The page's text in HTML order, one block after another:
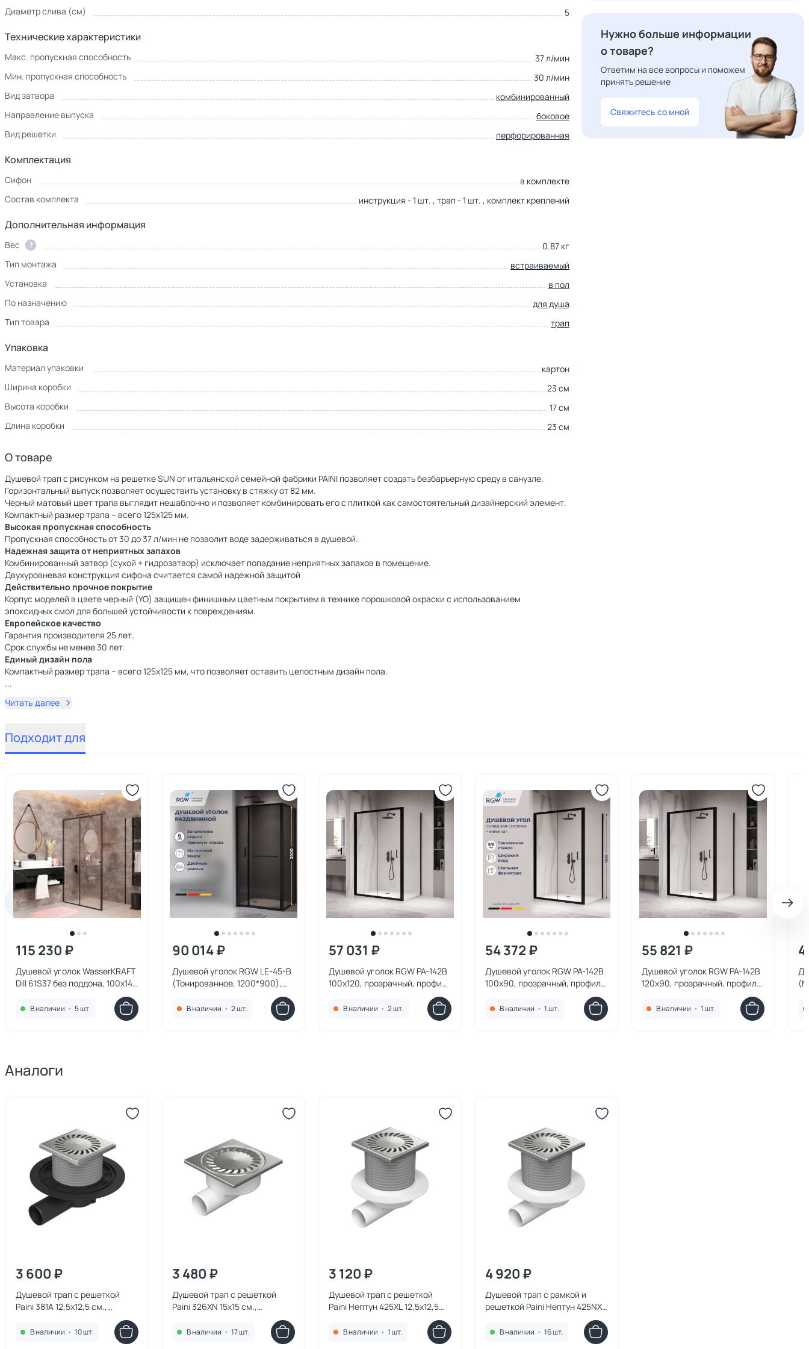
Диаметр слива (см) 5
Технические характеристики
Макс. пропускная способность
37 л/мин
Мин. пропускная способность
30 л/мин
Вид затвора
комбинированный
Направление выпуска
боковое
Вид решетки
перфорированная
Комплектация
Сифон
в комплекте
Состав комплекта
инструкция - 1 шт. , трап - 1 шт. , комплект креплений
Дополнительная информация
Вес ?
0.87 кг
Тип монтажа
встраиваемый
Установка
в пол
По назначению
для душа
Тип товара
трап
Упаковка
Материал упаковки
картон
Ширина коробки
23 см
Высота коробки
17 см
Длина коробки
23 см
О товаре
Душевой трап с рисунком на решетке SUN от итальянской семейной фабрики PAINI позволяет создать безбарьерную среду в санузле.
Горизонтальный выпуск позволяет осуществить установку в стяжку от 82 мм.
Черный матовый цвет трапа выглядит нешаблонно и позволяет комбинировать его с плиткой как самостоятельный дизайнерский элемент.
Компактный размер трапа – всего 125x125 мм.
Высокая пропускная способность
Пропускная способность от 30 до 37 л/мин не позволит воде задерживаться в душевой.
Надежная защита от неприятных запахов
Комбинированный затвор (сухой + гидрозатвор) исключает попадание неприятных запахов в помещение.
Двухуровневая конструкция сифона считается самой надежной защитой
Действительно прочное покрытие
Корпус моделей в цвете черный (YO) защищен финишным цветным покрытием в технике порошковой окраски с использованием
эпоксидных смол для большей устойчивости к повреждениям.
Европейское качество
Гарантия производителя 25 лет.
Срок службы не менее 30 лет.
Единый дизайн пола
Компактный размер трапа – всего 125x125 мм, что позволяет оставить целостным дизайн пола.
...
Читать далее
Нужно больше информации
о товаре?
Ответим на все вопросы и поможем
принять решение
Свяжитесь со мной
Подходит для
115 230 ₽
Душевой уголок WasserKRAFT
Dill 61S37 без поддона, 100х140
В наличии • 5 шт.
90 014 ₽
Душевой уголок RGW LE-45-B
(Тонированное, 1200*900),
В наличии • 2 шт.
57 031 ₽
Душевой уголок RGW PA-142B
100x120, прозрачный, профиль
В наличии • 2 шт.
54 372 ₽
Душевой уголок RGW PA-142B
100x90, прозрачный, профиль
В наличии • 1 шт.
55 821 ₽
Душевой уголок RGW PA-142B
120x90, прозрачный, профиль
В наличии • 1 шт.
Аналоги
3 600 ₽
Душевой трап с решеткой
Paini 381A 12,5х12,5 см.,
В наличии • 10 шт.
3 480 ₽
Душевой трап с решеткой
Paini 326XN 15х15 см.,
В наличии • 17 шт.
3 120 ₽
Душевой трап с решеткой
Paini Нептун 425XL 12,5х12,5
В наличии • 1 шт.
4 920 ₽
Душевой трап с рамкой и
решеткой Paini Нептун 425NXL
12,5х12,5 см., глянцевый хром
В наличии • 16 шт.